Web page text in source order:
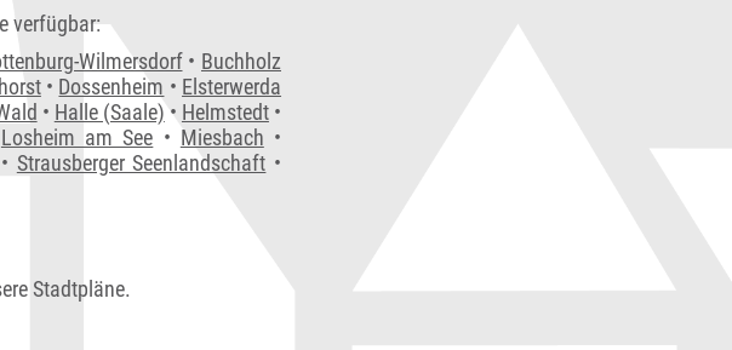
verfügbar:
Wilmersdorf• Buchholz
• Dossenheim • Elsterwerda
• Halle (Saale) • Helmstedt•
Losheim am See • Miesbach •
Strausberger Seenlandschaft •
Stadtpläne.